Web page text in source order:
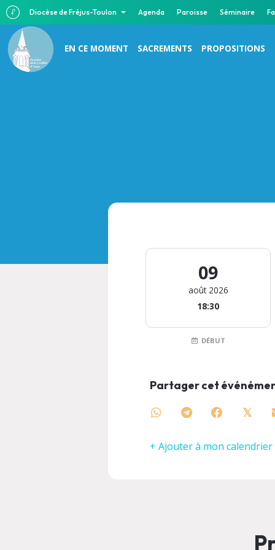
Diocèse de Fréjus-Toulon Agenda Paroisse Séminaire
Paroisse
de la Cadière
d’Azur
EN CE MOMENT SACREMENTS PROPOSITIONS
09
août 2026
18:30
DÉBUT
Partager cet
𝕏
+ Ajouter à mon calendrier